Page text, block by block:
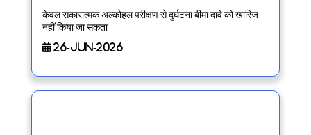
केवल सकारात्मक अल्कोहल परीक्षण से दुर्घटना बीमा दावे को खारिज
नहीं किया जा सकता
26-Jun-2026